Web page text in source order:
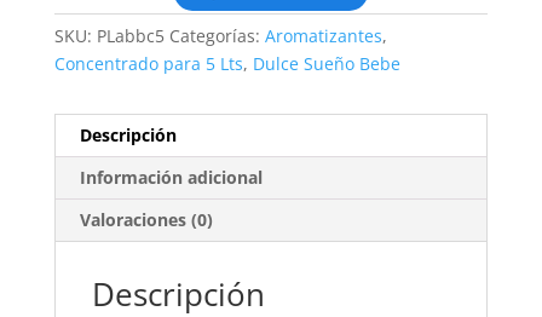
SKU: PLabbc5 Categorías: Aromatizantes,
Concentrado para 5 Lts, Dulce Sueño Bebe
Descripción
Información adicional
Valoraciones (0)
Descripción